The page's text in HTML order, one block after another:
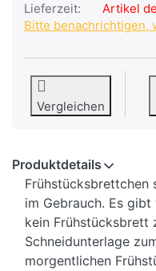
Lieferzeit:
Artikel
Bitte benachrichtigen,
Vergleichen
Produktdetails
Frühstücksbrettchen
im Gebrauch. Es
kein Frühstücksbrett
Schneidunterlage
morgentlichen